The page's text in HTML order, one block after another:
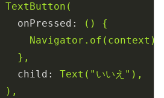
TextButton(
onPressed:
()
{
},
child:
Text("いいえ"),
),